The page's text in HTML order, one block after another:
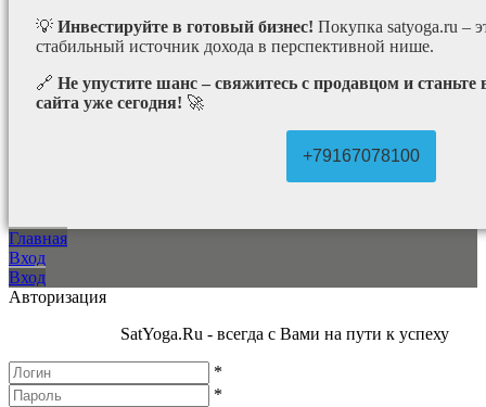
💡 Инвестируйте в готовый бизнес! Покупка satyoga.ru –
стабильный источник дохода в перспективной нише.
🔗 Не упустите шанс – свяжитесь с продавцом и
сайта уже сегодня! 🚀
+79167078100
Главная
Вход
Вход
Авторизация
SatYoga.Ru - всегда с Вами на пути к успеху
*
*